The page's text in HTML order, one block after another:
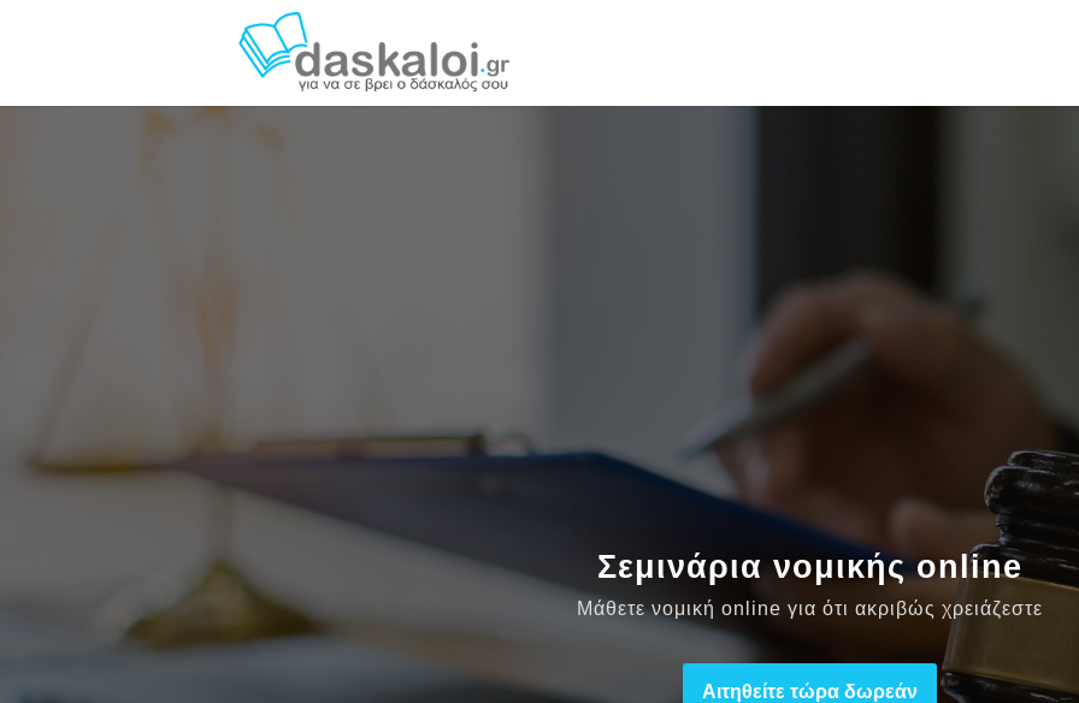
Σεμινάρια νομικής online
Μάθετε νομική online για ότι ακριβώς χρειάζεστε
Αιτηθείτε τώρα δωρεάν